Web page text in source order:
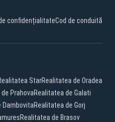
confidențialitateCod de conduită
StarRealitatea de Oradea
PrahovaRealitatea de Galati
DambovitaRealitatea de Gorj
Realitatea de Brasov